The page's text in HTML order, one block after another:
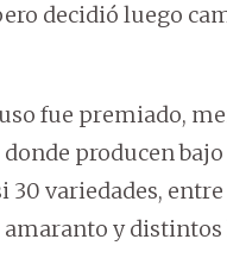
decidió luego
fue premiado,
producen
variedades, entre
y distintos